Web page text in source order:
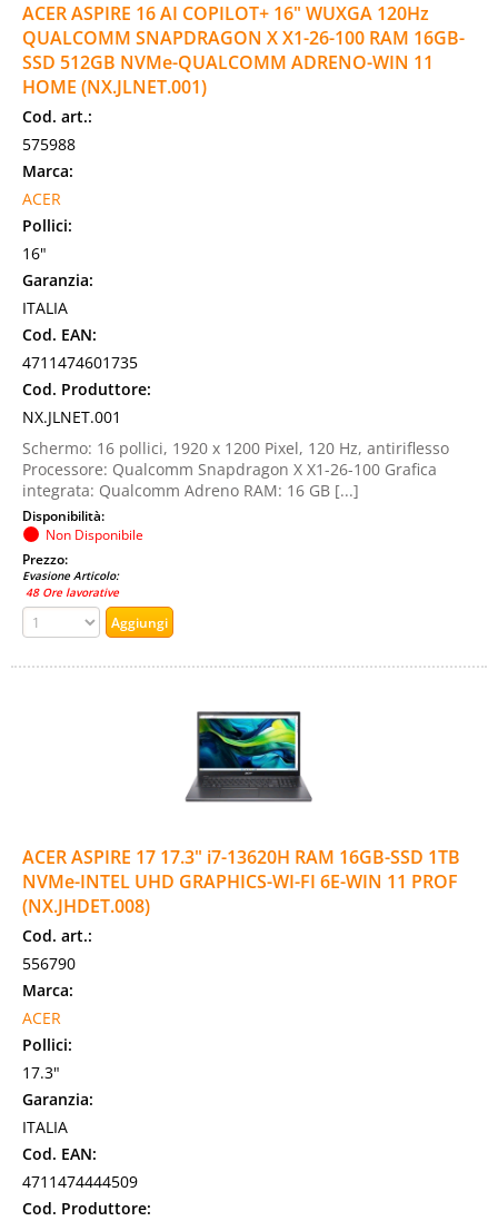
ACER ASPIRE 16 AI COPILOT+ 16" WUXGA 120Hz
QUALCOMM SNAPDRAGON X X1-26-100 RAM 16GB-
SSD 512GB NVMe-QUALCOMM ADRENO-WIN 11
HOME (NX.JLNET.001)
Cod. art.:
575988
Marca:
ACER
Pollici:
16"
Garanzia:
ITALIA
Cod. EAN:
4711474601735
Cod. Produttore:
NX.JLNET.001
Schermo: 16 pollici, 1920 x 1200 Pixel, 120 Hz, antiriflesso
Processore: Qualcomm Snapdragon X X1-26-100 Grafica
integrata: Qualcomm Adreno RAM: 16 GB [...]
Disponibilità:
Non Disponibile
Prezzo:
Evasione Articolo:
48 Ore lavorative
ACER ASPIRE 17 17.3" i7-13620H RAM 16GB-SSD 1TB
NVMe-INTEL UHD GRAPHICS-WI-FI 6E-WIN 11 PROF
(NX.JHDET.008)
Cod. art.:
556790
Marca:
ACER
Pollici:
17.3"
Garanzia:
ITALIA
Cod. EAN:
4711474444509
Cod. Produttore: